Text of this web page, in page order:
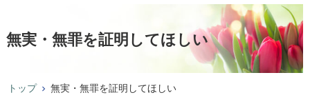
無実・無罪を証明してほしい
トップ 無実・無罪を証明してほしい